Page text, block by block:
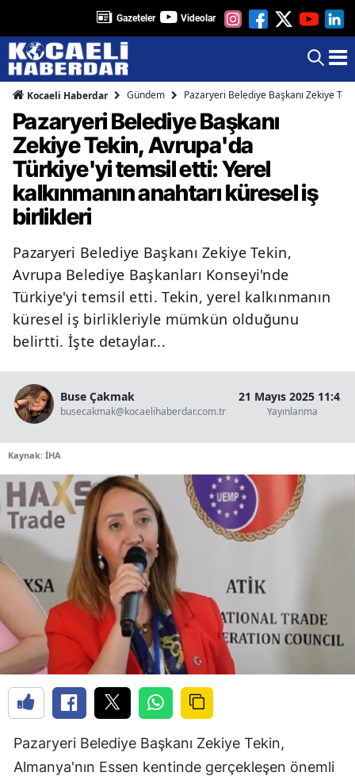
Gazeteler Videolar
Kocaeli Haberdar Gündem Pazaryeri Belediye Başkanı Zekiye
Pazaryeri Belediye Başkanı
Zekiye Tekin, Avrupa'da
Türkiye'yi temsil etti: Yerel
kalkınmanın anahtarı küresel iş
birlikleri
Pazaryeri Belediye Başkanı Zekiye Tekin,
Avrupa Belediye Başkanları Konseyi'nde
Türkiye'yi temsil etti. Tekin, yerel kalkınmanın
küresel iş birlikleriyle mümkün olduğunu
belirtti. İşte detaylar...
Buse Çakmak
busecakmak@kocaelihaberdar.com.tr
21 Mayıs 2025 11:42
Yayınlanma
Kaynak: İHA
Pazaryeri Belediye Başkanı Zekiye Tekin,
Almanya'nın Essen kentinde gerçekleşen önemli